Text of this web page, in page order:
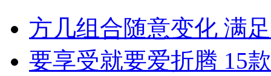
方几组合随意变化 满
要享受就要爱折腾 15